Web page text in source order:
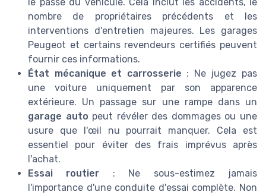
nombre de propriétaires précédents et les
interventions d'entretien majeures. Les garages
Peugeot et certains revendeurs certifiés peuvent
fournir ces informations.
État mécanique et carrosserie : Ne jugez pas
une voiture uniquement par son apparence
extérieure. Un passage sur une rampe dans un
garage auto peut révéler des dommages ou une
usure que l'œil nu pourrait manquer. Cela est
essentiel pour éviter des frais imprévus après
l'achat.
Essai routier : Ne sous-estimez jamais
l'importance d'une conduite d'essai complète. Non